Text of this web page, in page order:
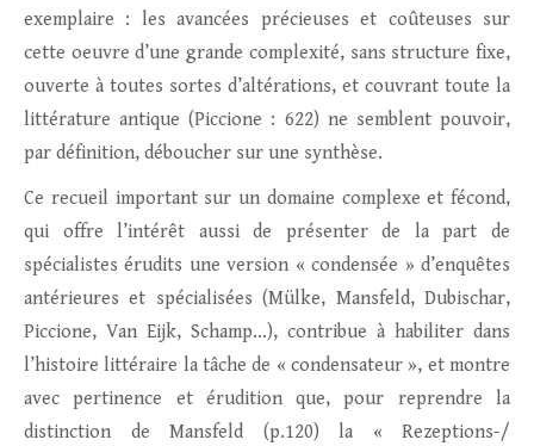
exemplaire : les avancées précieuses et coûteuses sur
cette oeuvre d’une grande complexité, sans structure fixe,
ouverte à toutes sortes d’altérations, et couvrant toute la
littérature antique (Piccione : 622) ne semblent pouvoir,
par définition, déboucher sur une synthèse.
Ce recueil important sur un domaine complexe et fécond,
qui offre l’intérêt aussi de présenter de la part de
spécialistes érudits une version « condensée » d’enquêtes
antérieures et spécialisées (Mülke, Mansfeld, Dubischar,
Piccione, Van Eijk, Schamp…), contribue à habiliter dans
l’histoire littéraire la tâche de « condensateur », et montre
avec pertinence et érudition que, pour reprendre la
distinction de Mansfeld (p.120) la « Rezeptions-/